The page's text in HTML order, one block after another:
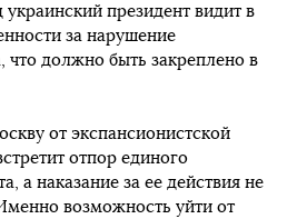
президент видит в
за нарушение
что должно быть закреплено в
от экспансионистской
отпор единого
а наказание за ее действия не
возможность уйти от